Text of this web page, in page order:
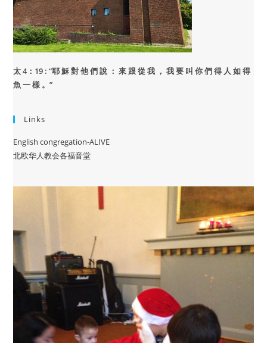
太 4：19 : “耶 穌 對 他 們 說 ： 來 跟 從 我 ， 我 要 叫 你 們 得 人 如 得
魚 一 樣 。”
Links
English congregation-ALIVE
北欧华人教会各福音堂